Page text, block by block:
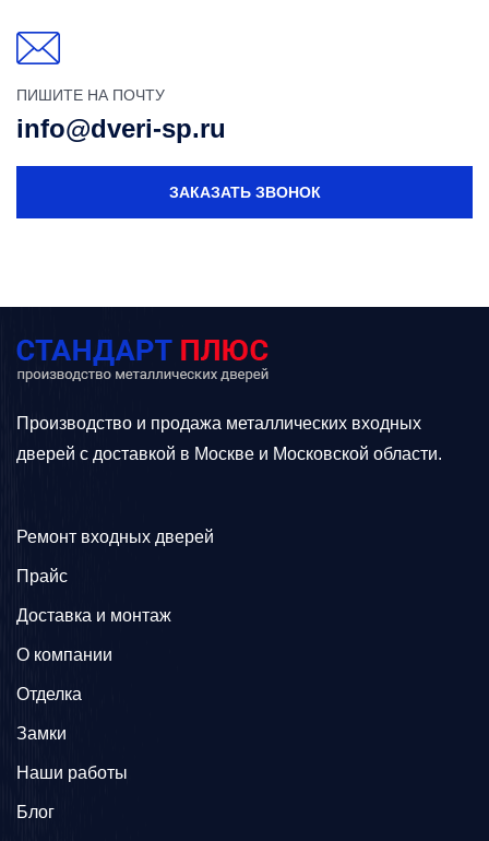
ПИШИТЕ НА ПОЧТУ
info@dveri-sp.ru
ЗАКАЗАТЬ ЗВОНОК
Производство и продажа металлических входных
дверей с доставкой в Москве и Московской области.
Ремонт входных дверей
Прайс
Доставка и монтаж
О компании
Отделка
Замки
Наши работы
Блог